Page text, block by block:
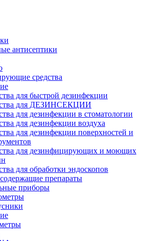
антисептики
средства
для быстрой дезинфекции
для ДЕЗИНСЕКЦИИ
для дезинфекции в стоматологии
для дезинфекции воздуха
для дезинфекции поверхностей и
для дезинфицирующих и моющих
для обработки эндоскопов
препараты
приборы